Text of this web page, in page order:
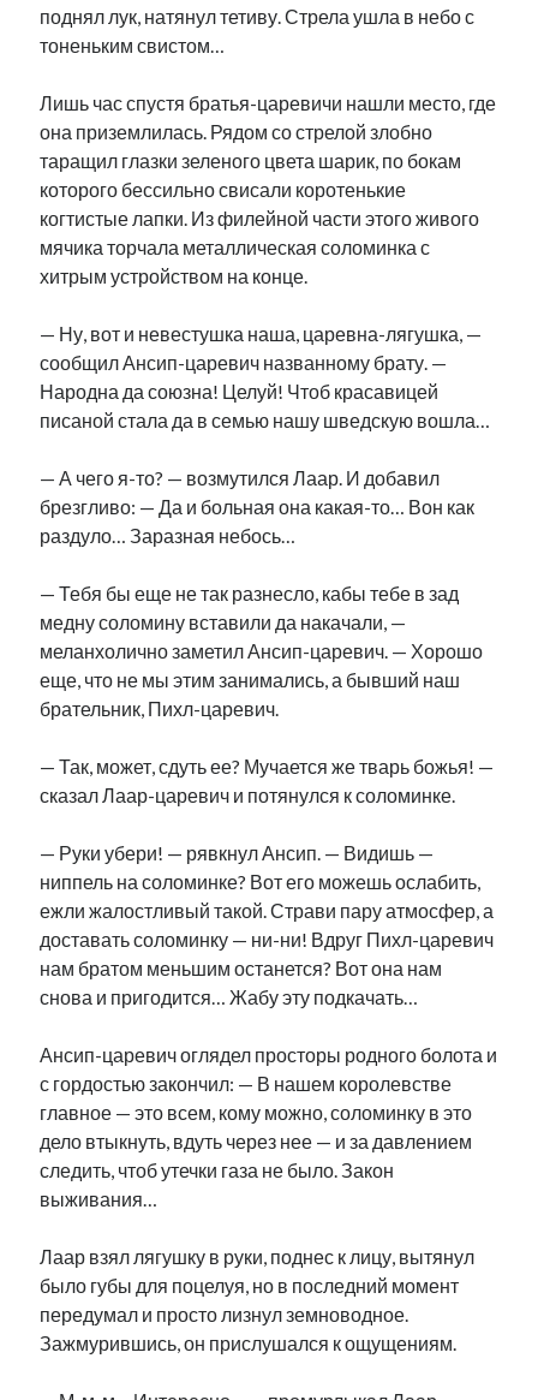
поднял лук, натянул тетиву. Стрела ушла в небо с
тоненьким свистом…
Лишь час спустя братья-царевичи нашли место, где
она приземлилась. Рядом со стрелой злобно
таращил глазки зеленого цвета шарик, по бокам
которого бессильно свисали коротенькие
когтистые лапки. Из филейной части этого живого
мячика торчала металлическая соломинка с
хитрым устройством на конце.
— Ну, вот и невестушка наша, царевна-лягушка, —
сообщил Ансип-царевич названному брату. —
Народна да союзна! Целуй! Чтоб красавицей
писаной стала да в семью нашу шведскую вошла…
— А чего я-то? — возмутился Лаар. И добавил
брезгливо: — Да и больная она какая-то… Вон как
раздуло… Заразная небось…
— Тебя бы еще не так разнесло, кабы тебе в зад
медну соломину вставили да накачали, —
меланхолично заметил Ансип-царевич. — Хорошо
еще, что не мы этим занимались, а бывший наш
брательник, Пихл-царевич.
— Так, может, сдуть ее? Мучается же тварь божья! —
сказал Лаар-царевич и потянулся к соломинке.
— Руки убери! — рявкнул Ансип. — Видишь —
ниппель на соломинке? Вот его можешь ослабить,
ежли жалостливый такой. Страви пару атмосфер, а
доставать соломинку — ни-ни! Вдруг Пихл-царевич
нам братом меньшим останется? Вот она нам
снова и пригодится… Жабу эту подкачать…
Ансип-царевич оглядел просторы родного болота и
с гордостью закончил: — В нашем королевстве
главное — это всем, кому можно, соломинку в это
дело втыкнуть, вдуть через нее — и за давлением
следить, чтоб утечки газа не было. Закон
выживания…
Лаар взял лягушку в руки, поднес к лицу, вытянул
было губы для поцелуя, но в последний момент
передумал и просто лизнул земноводное.
Зажмурившись, он прислушался к ощущениям.